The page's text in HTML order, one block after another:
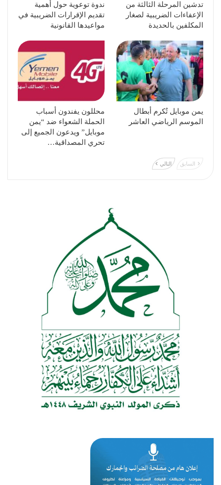
تدشين المرحلة الثالثة من
الإعفاءات الضريبية لصغار
المكلفين بالحديدة
ندوة توعوية حول أهمية
تقديم الإقرارات الضريبية في
مواعيدها القانونية
يمن موبايل تُكرم أبطال
الموسم الرياضي العاشر
محللون يفندون أسباب
الحملة الشعواء ضد “يمن
موبايل” ويدعون الجميع إلى
تحري المصداقية…
السابق التالي